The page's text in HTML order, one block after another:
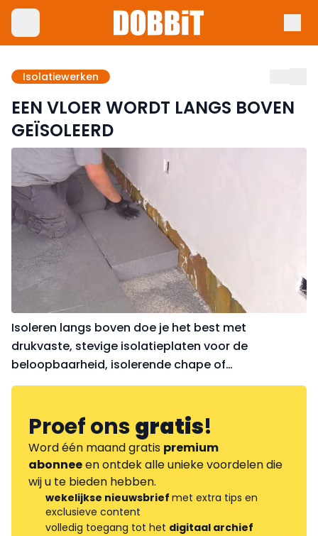
Isolatiewerken
EEN VLOER WORDT LANGS BOVEN
GEÏSOLEERD
Isoleren langs boven doe je het best met
drukvaste, stevige isolatieplaten voor de
beloopbaarheid, isolerende chape of
purschuim. De vloer isoleren langs onder is enkel
het aangepakt, of hoe ga ji
Proef onsgratis!
Word één maand gratis premium
abonneeen ontdek alle unieke voordelen die
wij u te bieden hebben.
wekelijkse nieuwsbrief met extra tips en
exclusieve content
volledig toegang tot het digitaal archief